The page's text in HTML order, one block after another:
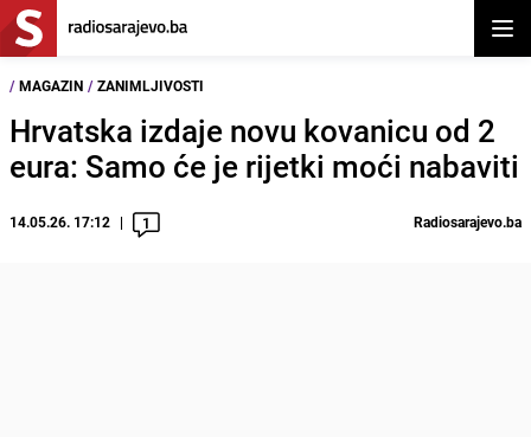
/ MAGAZIN / ZANIMLJIVOSTI
Hrvatska izdaje novu kovanicu od 2
eura: Samo će je rijetki moći nabaviti
14.05.26. 17:12 1 Radiosarajevo.ba